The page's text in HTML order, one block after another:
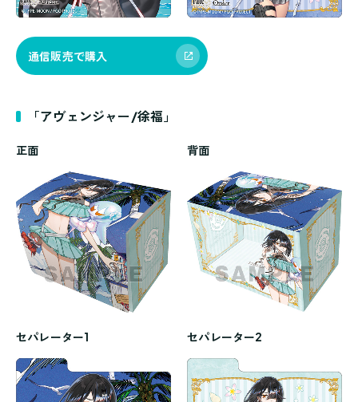
通信販売で購入
「アヴェンジャー/徐福」
正面 背面
セパレーター1 セパレーター2